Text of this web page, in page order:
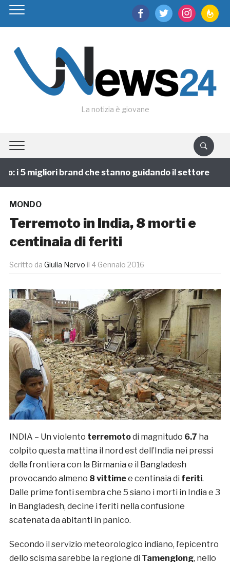
facebooktwitter instagram
La notizia è giovane
i 5 migliori brand che stanno guidando il settore
MONDO
Terremoto in India, 8 morti e
centinaia di feriti
Scritto da Giulia Nervo il 4 Gennaio 2016
INDIA – Un violento terremotodi magnitudo 6.7 ha
colpito questa mattina il nord est dell’India nei pressi
della frontiera con la Birmania e il Bangladesh
provocando almeno 8 vittimee centinaia di feriti.
Dalle prime fonti sembra che 5 siano i morti in India e 3
in Bangladesh, decine i feriti nella confusione
scatenata da abitanti in panico.
Secondo il servizio meteorologico indiano, l’epicentro
dello scisma sarebbe la regione di Tamenglong, nello